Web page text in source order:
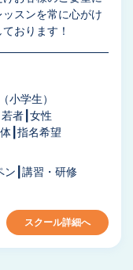
スンを常に心がけ
おります！
小学生）
若者 女性
指名希望
ン 講習・研修
スクール詳細へ